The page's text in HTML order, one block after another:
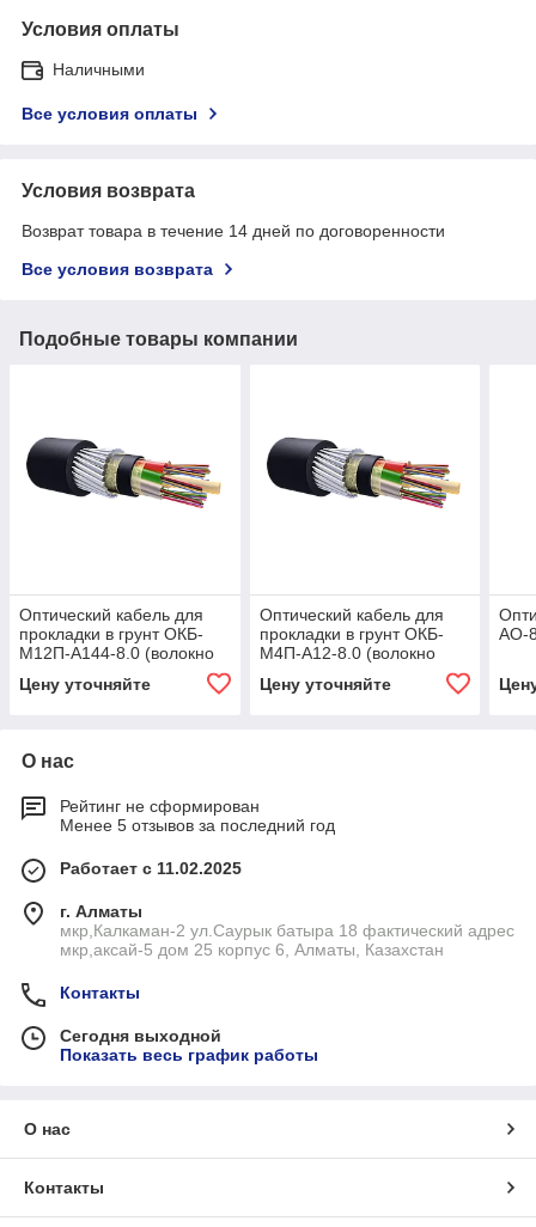
Условия оплаты
Наличными
Все условия оплаты
Условия возврата
Возврат товара в течение 14 дней по договоренности
Все условия возврата
Подобные товары компании
Оптический кабель для
прокладки в грунт ОКБ-
М12П-А144-8.0 (волокно
Цену уточняйте
Оптический кабель для
прокладки в грунт ОКБ-
М4П-А12-8.0 (волокно
Цену уточняйте
AO-
О нас
Рейтинг не сформирован
Менее 5 отзывов за последний год
Работает с 11.02.2025
г. Алматы
мкр,Калкаман-2 ул.Саурык батыра 18 фактический адрес
мкр,аксай-5 дом 25 корпус 6, Алматы, Казахстан
Контакты
Сегодня выходной
Показать весь график работы
О нас
Контакты